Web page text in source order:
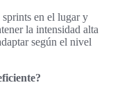
en el lugar y
la intensidad alta
según el nivel